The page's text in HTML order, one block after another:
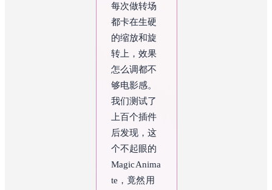
每次做转场
都卡在生硬
的缩放和旋
转上，效果
怎么调都不
够电影感。
我们测试了
上百个插件
后发现，这
个不起眼的
MagicAnima
te，竟然用